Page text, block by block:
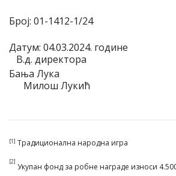
Број: 01-
Датум:
В.д. директора
Бања
Милош Лукић
[1] Традиционална народна игра
[2]
Укупан фонд за робне награде износи